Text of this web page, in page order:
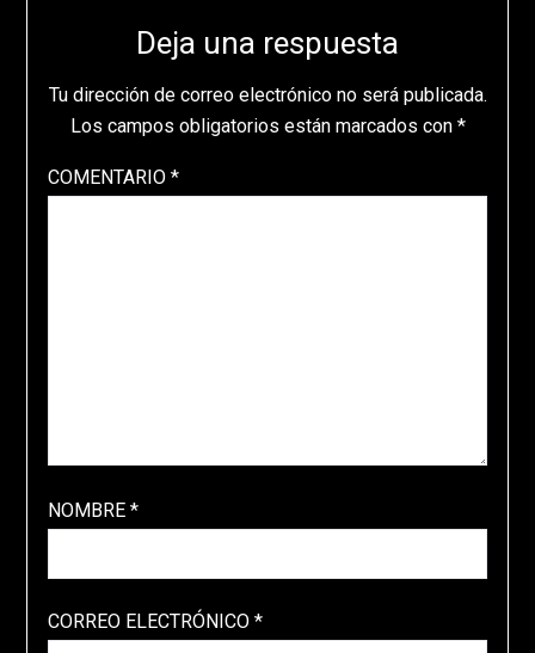
Deja una respuesta
Tu dirección de correo electrónico no será publicada.
Los campos obligatorios están marcados con *
COMENTARIO *
NOMBRE *
CORREO ELECTRÓNICO *